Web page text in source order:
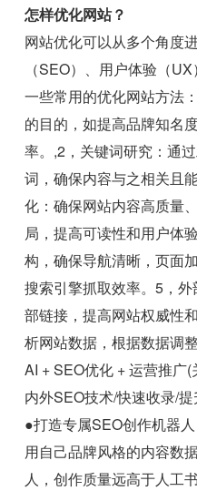
怎样优化网站？
网站优化可以从多个角度
（SEO）、用户体验（
一些常用的优化网站方法
的目的，如提高品牌知名
率。,2，关键词研究：通
词，确保内容与之相关且
化：确保网站内容高质量
局，提高可读性和用户体
构，确保导航清晰，页面
搜索引擎抓取效率。5，
部链接，提高网站权威性
析网站数据，根据数据调
AI + SEO优化 + 运营推广
内外SEO技术/快速收录/
●打造专属SEO创作机器人
用自己品牌风格的内容数
人，创作质量远高于人工